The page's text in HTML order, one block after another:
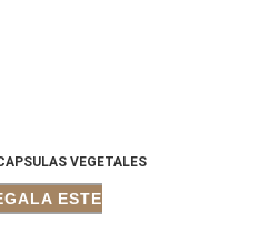
VEGETALES
ESTE